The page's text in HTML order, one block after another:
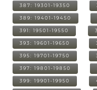
387: 19301-19350
389: 19401-19450
391: 19501-19550
393: 19601-19650
395: 19701-19750
397: 19801-19850
399: 19901-19950